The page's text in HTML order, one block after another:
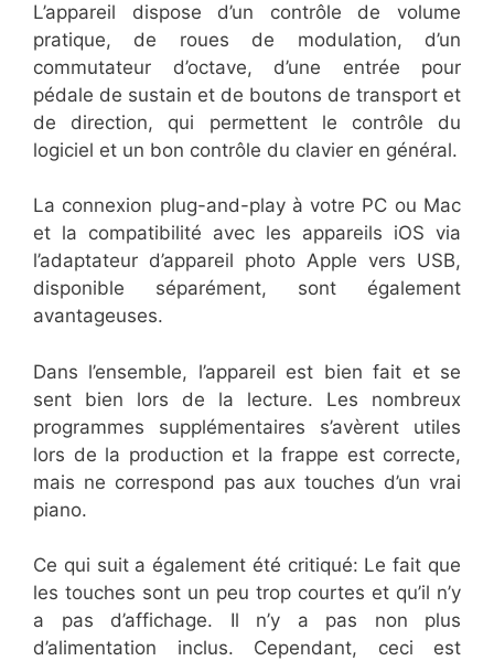
L’appareil dispose d’un contrôle de volume
pratique, de roues de modulation, d’un
commutateur d’octave, d’une entrée pour
pédale de sustain et de boutons de transport et
de direction, qui permettent le contrôle du
logiciel et un bon contrôle du clavier en général.
La connexion plug-and-play à votre PC ou Mac
et la compatibilité avec les appareils iOS via
l’adaptateur d’appareil photo Apple vers USB,
disponible séparément, sont également
avantageuses.
Dans l’ensemble, l’appareil est bien fait et se
sent bien lors de la lecture. Les nombreux
programmes supplémentaires s’avèrent utiles
lors de la production et la frappe est correcte,
mais ne correspond pas aux touches d’un vrai
piano.
Ce qui suit a également été critiqué: Le fait que
les touches sont un peu trop courtes et qu’il n’y
a pas d’affichage. Il n’y a pas non plus
d’alimentation inclus. Cependant, ceci est